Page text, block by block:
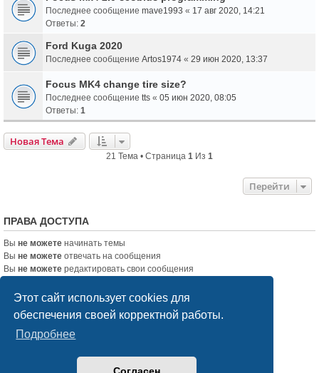
Этот сайт использует cookies для
обеспечения своей корректной работы.
Подробнее
Последнее сообщение mave1993 « 17 авг 2020, 14:21
Ответы: 2
Ford Kuga 2020
Последнее сообщение Artos1974 « 29 июн 2020, 13:37
Focus MK4 change tire size?
Последнее сообщение tts « 05 июн 2020, 08:05
Ответы: 1
Новая Тема
21 Тема • Страница 1 Из 1
Перейти
ПРАВА ДОСТУПА
Вы не можете начинать темы
Вы не можете отвечать на сообщения
Вы не можете редактировать свои сообщения
Выне можетедобавлять вложения
Список форумов
phpBB® Forum Software © phpBB Limited